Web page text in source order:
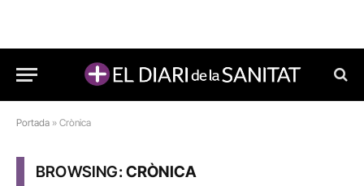
Portada » Crònica
BROWSING:CRÒNICA